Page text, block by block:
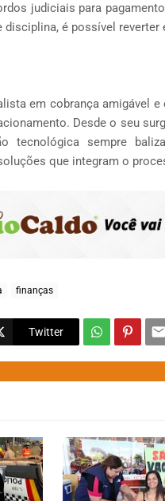
judiciais para
disciplina, é possível
em cobrança amigável
Desde o seu
tecnológica sempre
que integram o
finanças
Twitter